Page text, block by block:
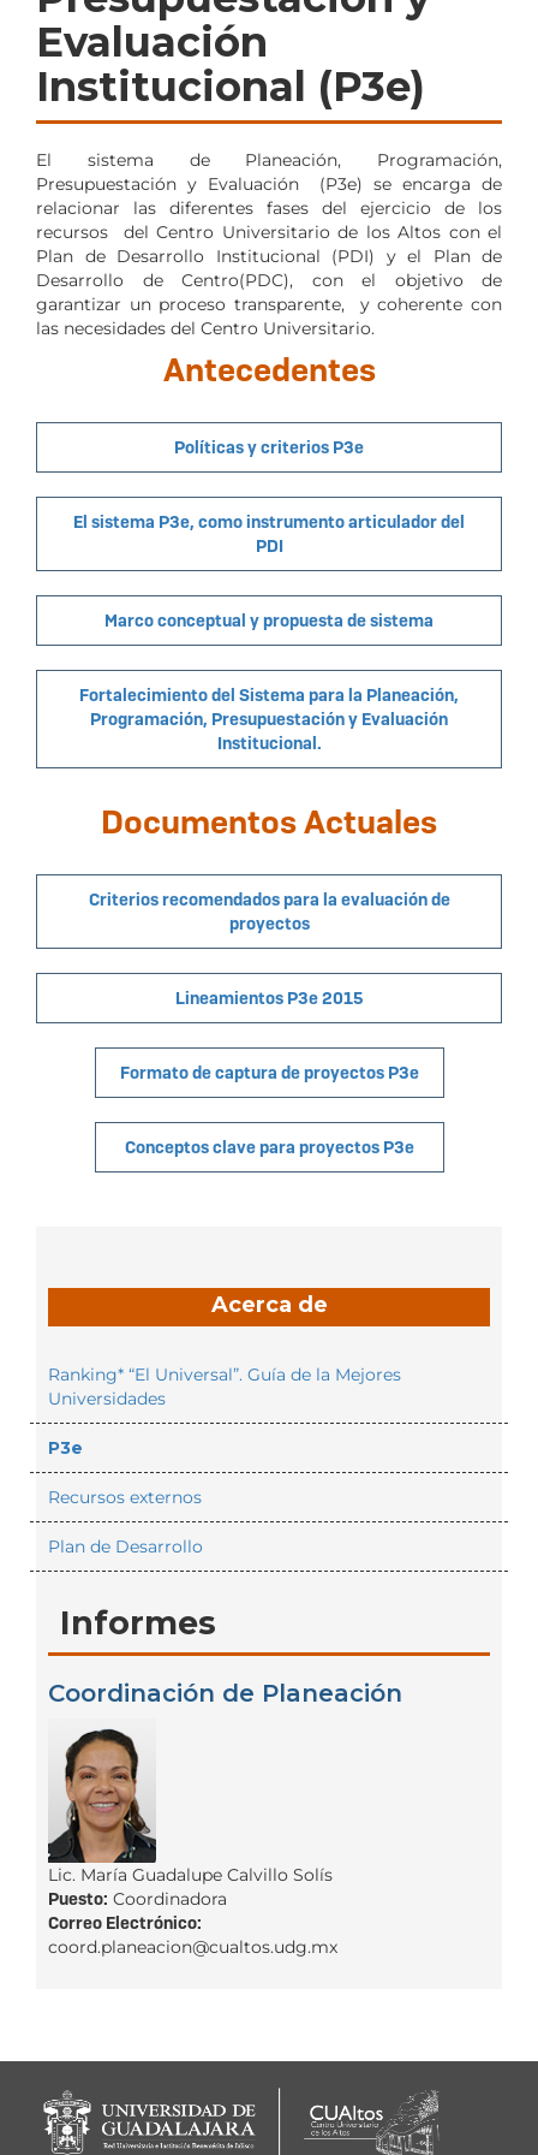
Evaluación
Institucional (P3e)
El sistema de Planeación, Programación,
Presupuestación y Evaluación (P3e) se encarga de
relacionar las diferentes fases del ejercicio de los
recursos del Centro Universitario de los Altos con el
Plan de Desarrollo Institucional (PDI) y el Plan de
Desarrollo de Centro(PDC), con el objetivo de
garantizar un proceso transparente, y coherente con
las necesidades del Centro Universitario.
Antecedentes
Políticas y criterios P3e
El sistema P3e, como instrumento articulador del
PDI
Marco conceptual y propuesta de sistema
Fortalecimiento del Sistema para la Planeación,
Programación, Presupuestación y Evaluación
Institucional.
Documentos Actuales
Criterios recomendados para la evaluación de
proyectos
Lineamientos P3e 2015
Formato de captura de proyectos P3e
Conceptos clave para proyectos P3e
Acerca de
Ranking* “El Universal”. Guía de la Mejores
Universidades
P3e
Recursos externos
Plan de Desarrollo
Informes
Coordinación de Planeación
Lic. María Guadalupe Calvillo Solís
Puesto: Coordinadora
Correo Electrónico:
coord.planeacion@cualtos.udg.mx